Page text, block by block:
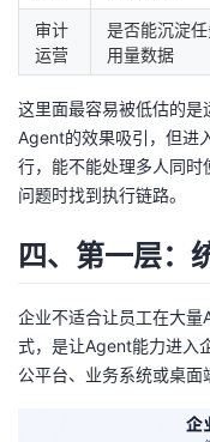
审计
运营
是否能沉淀
用量数据
这里面最容易被低估的
Agent的效果吸引，但进
行，能不能处理多人同时
问题时找到执行链路。
四、第一层：
企业不适合让员工在大
式，是让Agent能力进入
公平台、业务系统或桌面